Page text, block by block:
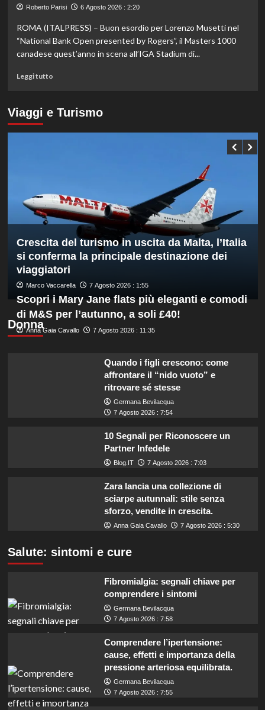
piega
Chelsea
a
Hong
Roberto Parisi 6 Agosto 2026 : 2:20
ROMA (ITALPRESS) – Buon esordio per Lorenzo Musetti nel
“National Bank Open presented by Rogers”, il Masters 1000
canadese quest’anno in scena all’IGA Stadium di...
Leggi tuttoLeggi
su
Esordio
ok
di
Montreal,
sconfitto
in
due
set
Viaggi e Turismo
Crescita del turismo in uscita da Malta, l’Italia
si conferma la principale destinazione dei
viaggiatori
Marco Vaccarella 7 Agosto 2026 : 1:55
Donna
Scopri i Mary Jane flats più eleganti e comodi
di M&S per l’autunno, a soli £40!
Anna Gaia Cavallo 7 Agosto 2026 : 11:35
Quando i figli crescono: come
affrontare il “nido vuoto” e
ritrovare sé stesse
Germana Bevilacqua
7 Agosto 2026 : 7:54
10 Segnali per Riconoscere un
Partner Infedele
Blog.IT 7 Agosto 2026 : 7:03
Zara lancia una collezione di
sciarpe autunnali: stile senza
sforzo, vendite in crescita.
Anna Gaia Cavallo 7 Agosto 2026 : 5:30
Salute: sintomi e cure
Fibromialgia: segnali chiave per
comprendere i sintomi
Germana Bevilacqua
7 Agosto 2026 : 7:58
Comprendere l’ipertensione:
cause, effetti e importanza della
pressione arteriosa equilibrata.
Germana Bevilacqua
7 Agosto 2026 : 7:55